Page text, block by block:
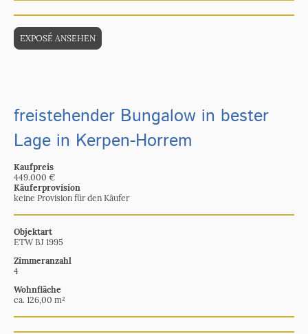
EXPOSÉ ANSEHEN
freistehender Bungalow in bester
Lage in Kerpen-Horrem
Kaufpreis
449.000 €
Käuferprovision
keine Provision für den Käufer
Objektart
ETW BJ 1995
Zimmeranzahl
4
Wohnfläche
ca. 126,00 m²